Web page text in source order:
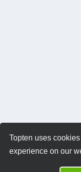
Topten uses
experience on our